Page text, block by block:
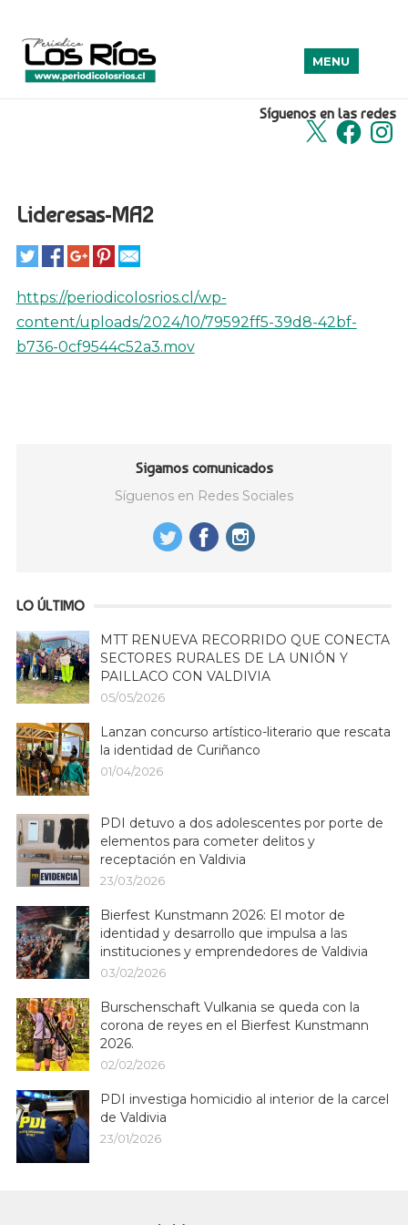
Síguenos en las redes
X Facebook
MENU
Lideresas-MA2
https://periodicolosrios.cl/wp-
content/uploads/2024/10/79592ff5-39d8-42bf-
b736-0cf9544c52a3.mov
Sigamos comunicados
Síguenos en Redes Sociales
LO ÚLTIMO
MTT RENUEVA RECORRIDO QUE CONECTA
SECTORES RURALES DE LA UNIÓN Y
PAILLACO CON VALDIVIA
05/05/2026
Lanzan concurso artístico-literario que rescata
la identidad de Curiñanco
01/04/2026
PDI detuvo a dos adolescentes por porte de
elementos para cometer delitos y
receptación en Valdivia
23/03/2026
Bierfest Kunstmann 2026: El motor de
identidad y desarrollo que impulsa a las
instituciones y emprendedores de Valdivia
03/02/2026
Burschenschaft Vulkania se queda con la
corona de reyes en el Bierfest Kunstmann
2026.
02/02/2026
PDI investiga homicidio al interior de la carcel
de Valdivia
23/01/2026